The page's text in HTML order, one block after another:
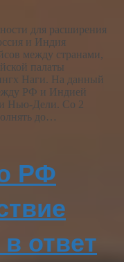
для расширения
и Индия
между странами,
палаты
Наги. На данный
РФ и Индией
Нью-Дели. Со 2
до…
РФ
ответ